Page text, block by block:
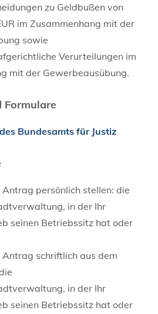
zu Geldbußen von
im Zusammenhang mit der
sowie
Verurteilungen im
mit der Gewerbeausübung.
Formulare
Bundesamts für Justiz
Antrag persönlich stellen: die
in der Ihr
seinen Betriebssitz hat oder
Antrag schriftlich aus dem
in der Ihr
seinen Betriebssitz hat oder